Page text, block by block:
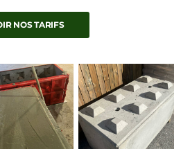
NOS TARIFS
PASSER LA GALERIE